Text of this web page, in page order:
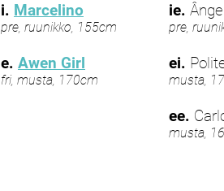
ie.
pre,
ei.
musta,
ee.
musta,
i. Marcelino
pre, ruunikko, 155cm
e. Awen Girl
fri, musta, 170cm